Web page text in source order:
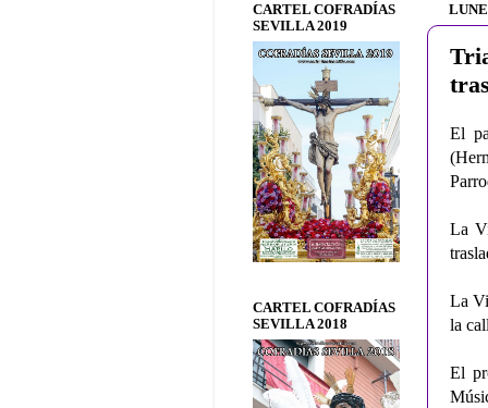
El
La
La
la
El
CARTEL COFRADÍAS
SEVILLA 2019
CARTEL COFRADÍAS
SEVILLA 2018